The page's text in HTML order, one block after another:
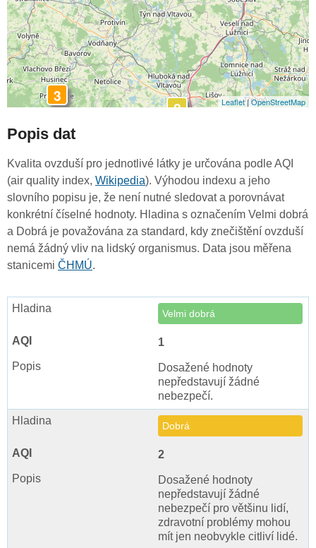
3
2 Leaflet|OpenStreetMap
Popis dat
Kvalita ovzduší pro jednotlivé látky je určována podle AQI
(air quality index, Wikipedia). Výhodou indexu a jeho
slovního popisu je, že není nutné sledovat a porovnávat
konkrétní číselné hodnoty. Hladina s označením Velmi dobrá
a Dobrá je považována za standard, kdy znečištění ovzduší
nemá žádný vliv na lidský organismus. Data jsou měřena
stanicemi ČHMÚ.
Velmi dobrá
1
Dosažené hodnoty
nepředstavují žádné
nebezpečí.
Dobrá
2
Dosažené hodnoty
nepředstavují žádné
nebezpečí pro většinu lidí,
zdravotní problémy mohou
mít jen neobvykle citliví lidé.